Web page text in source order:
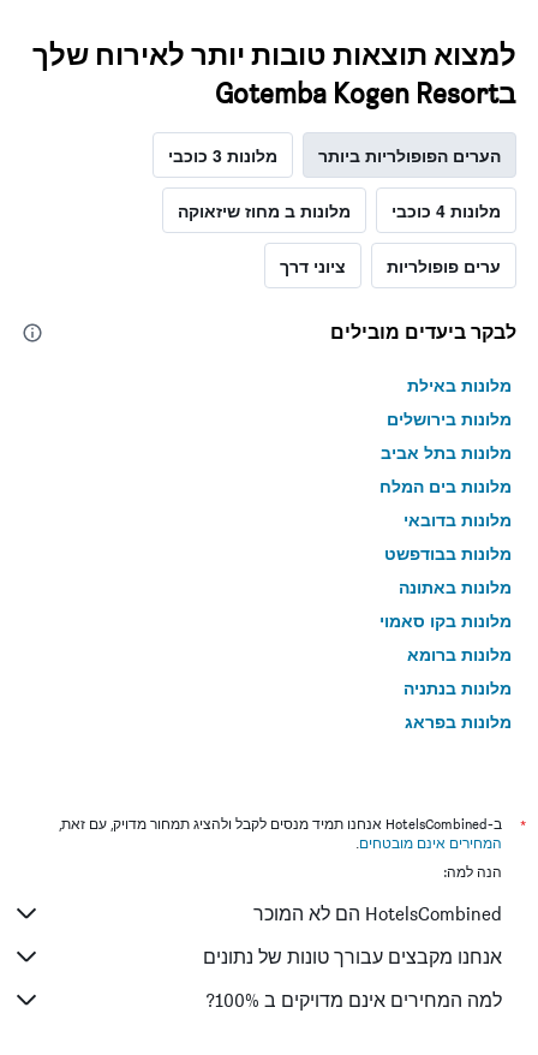
למצוא תוצאות טובות יותר לאירוח שלך
בGotemba Kogen Resort
הערים הפופולריות ביותר מלונות 3 כוכבי
מלונות 4 כוכבי מלונות ב מחוז שיזאוקה
ערים פופולריות ציוני דרך
לבקר ביעדים מובילים
מלונות באילת
מלונות בירושלים
מלונות בתל אביב
מלונות בים המלח
מלונות בדובאי
מלונות בבודפשט
מלונות באתונה
מלונות בקו סאמוי
מלונות ברומא
מלונות בנתניה
מלונות בפראג
מלונות בניו יורק
מלונות בבנגקוק
מלונות בבוקרשט
מלונות בפאפוס
מלונות בלימסול
*
ב-HotelsCombined אנחנו תמיד מנסים לקבל ולהציג תמחור מדויק, עם זאת,
המחירים אינם מובטחים.
הנה למה:
HotelsCombined הם לא המוכר
אנחנו מקבצים עבורך טונות של נתונים
למה המחירים אינם מדויקים ב 100%?